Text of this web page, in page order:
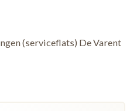
(serviceflats) De Varent